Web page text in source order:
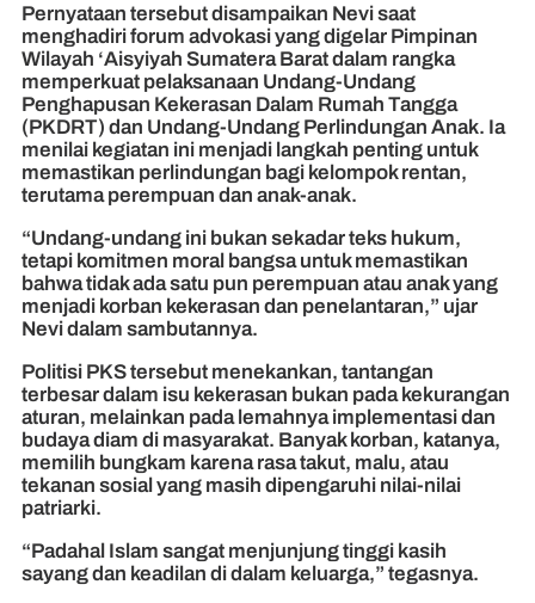
Pernyataan tersebut disampaikan Nevi saat
menghadiri forum advokasi yang digelar Pimpinan
Wilayah ‘Aisyiyah Sumatera Barat dalam rangka
memperkuat pelaksanaan Undang-Undang
Penghapusan Kekerasan Dalam Rumah Tangga
(PKDRT) dan Undang-Undang Perlindungan Anak. Ia
menilai kegiatan ini menjadi langkah penting untuk
memastikan perlindungan bagi kelompok rentan,
terutama perempuan dan anak-anak.
“Undang-undang ini bukan sekadar teks hukum,
tetapi komitmen moral bangsa untuk memastikan
bahwa tidak ada satu pun perempuan atau anak yang
menjadi korban kekerasan dan penelantaran,” ujar
Nevi dalam sambutannya.
Politisi PKS tersebut menekankan, tantangan
terbesar dalam isu kekerasan bukan pada kekurangan
aturan, melainkan pada lemahnya implementasi dan
budaya diam di masyarakat. Banyak korban, katanya,
memilih bungkam karena rasa takut, malu, atau
tekanan sosial yang masih dipengaruhi nilai-nilai
patriarki.
“Padahal Islam sangat menjunjung tinggi kasih
sayang dan keadilan di dalam keluarga,” tegasnya.